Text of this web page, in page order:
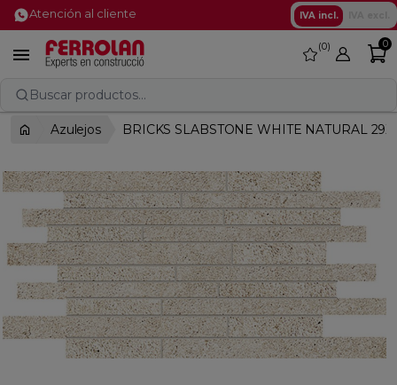
Atención al cliente IVA incl.
 favorite
0 0
Buscar productos...
Azulejos BRICKS SLABSTONE WHITE NATURAL